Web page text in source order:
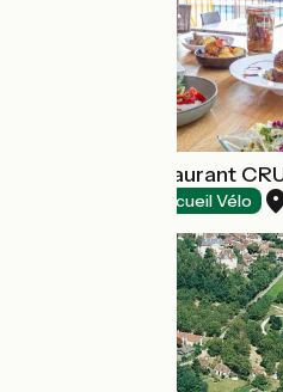
Gîte Hôtel Restaurant
Accueil Vélo